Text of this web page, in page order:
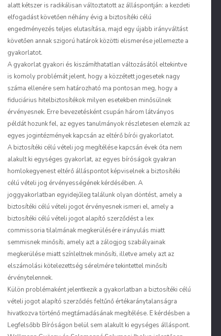
alatt kétszer is radikálisan változtatott az álláspontján: a kezdeti
elfogadást követően néhány évig a biztosítéki célú
engedményezés teljes elutasítása, majd egy újabb irányváltást
követően annak szigorú határok közötti elismerése jellemezte a
gyakorlatot.
A gyakorlat gyakori és kiszámíthatatlan változásától eltekintve
is komoly problémát jelent, hogy a közzétett jogesetek nagy
száma ellenére sem határozható ma pontosan meg, hogy a
fiduciárius hitelbiztosítékok milyen esetekben minősülnek
érvényesnek. Erre bevezetésként csupán három látványos
példát hozunk fel, az egyes tanulmányok részletesen elemzik az
egyes jogintézmények kapcsán az eltérő bírói gyakorlatot.
A biztosítéki célú vételi jog megítélése kapcsán évek óta nem
alakult ki egységes gyakorlat, az egyes bíróságok gyakran
homlokegyenest eltérő álláspontot képviselnek a biztosítéki
célú vételi jog érvényességének kérdésében. A
joggyakorlatban egyidejűleg találunk olyan döntést, amely a
biztosítéki célú vételi jogot érvényesnek ismeri el, amely a
biztosítéki célú vételi jogot alapító szerződést a lex
commissoriatilalmának megkerülésére irányulás miatt
semmisnek minősíti, amely azt a zálogjog szabályainak
megkerülése miatt színleltnek minősíti, illetve amely azt az
elszámolási kötelezettség sérelmére tekintettel minősíti
érvénytelennek.
Külön problémaként jelentkezik a gyakorlatban a biztosítéki célú
vételi jogot alapító szerződés feltűnő értékaránytalanságra
hivatkozva történő megtámadásának megítélése. E kérdésben a
Legfelsőbb Bíróságon belül sem alakult ki egységes álláspont.